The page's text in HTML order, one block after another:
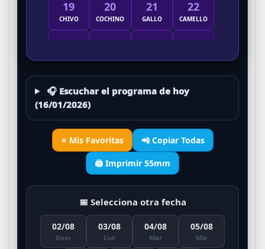
19
CHIVO
20
COCHINO
21
GALLO
22
CAMELLO
23 24 25 26
PERRO ZAMURO ELEFANTE CAIMÁN
31
LAPA
32
ARDILLA
33
PESCADO
34
VENADO
35
JIRAFA
36
🎧 Escuchar el programa de hoy
(16/01/2026)
⭐ Mis Favoritas 📲 Copiar Todas
🖨️ Imprimir 55mm
📅 Selecciona otra fecha
02/08
Dom
03/08
Lun
04/08
Mar
05/08
Mié